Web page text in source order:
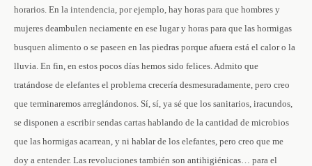
horarios. En la intendencia, por ejemplo, hay horas para que hombres y
mujeres deambulen neciamente en ese lugar y horas para que las hormigas
busquen alimento o se paseen en las piedras porque afuera está el calor o la
lluvia. En fin, en estos pocos días hemos sido felices. Admito que
tratándose de elefantes el problema crecería desmesuradamente, pero creo
que terminaremos arreglándonos. Sí, sí, ya sé que los sanitarios, iracundos,
se disponen a escribir sendas cartas hablando de la cantidad de microbios
que las hormigas acarrean, y ni hablar de los elefantes, pero creo que me
doy a entender. Las revoluciones también son antihigiénicas… para el